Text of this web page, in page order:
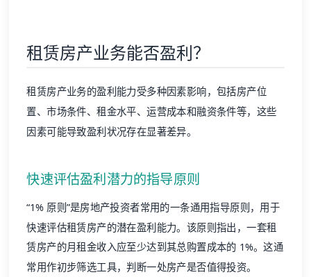
租赁房产业务能否盈利？
租赁房产业务的盈利能力受多种因素影响，包括房产位
置、市场条件、租金水平、运营成本和融资条件等，这些
因素可能导致盈利状况存在显著差异。
快速评估盈利潜力的指导原则
“1% 原则”是房地产投资者常用的一条通用指导原则，用于
快速评估租赁房产的潜在盈利能力。该原则指出，一套租
赁房产的月租金收入应至少达到其总购置成本的 1%。这通
常用作初步筛选工具，判断一处房产是否值得投资。